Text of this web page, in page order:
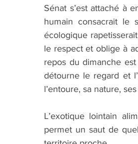
Sénat s’est attaché à
humain consacrait le
écologique
le respect et oblige à
repos du dimanche
détourne le regard et
l’entoure, sa nature,
L’exotique lointain
permet un saut de